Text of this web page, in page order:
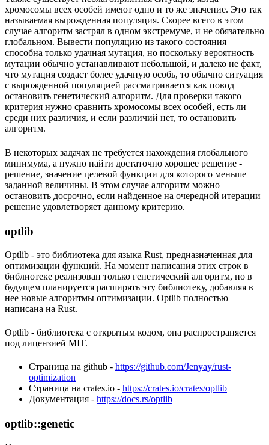
хромосомы всех особей имеют одно и то же значение. Это так
называемая вырожденная популяция. Скорее всего в этом
случае алгоритм застрял в одном экстремуме, и не обязательно
глобальном. Вывести популяцию из такого состояния
способна только удачная мутация, но поскольку вероятность
мутации обычно устанавливают небольшой, и далеко не факт,
что мутация создаст более удачную особь, то обычно ситуация
с вырожденной популяцией рассматривается как повод
остановить генетический алгоритм. Для проверки такого
критерия нужно сравнить хромосомы всех особей, есть ли
среди них различия, и если различий нет, то остановить
алгоритм.
В некоторых задачах не требуется нахождения глобального
минимума, а нужно найти достаточно хорошее решение -
решение, значение целевой функции для которого меньше
заданной величины. В этом случае алгоритм можно
остановить досрочно, если найденное на очередной итерации
решение удовлетворяет данному критерию.
optlib
Optlib - это библиотека для языка Rust, предназначенная для
оптимизации функций. На момент написания этих строк в
библиотеке реализован только генетический алгоритм, но в
будущем планируется расширять эту библиотеку, добавляя в
нее новые алгоритмы оптимизации. Optlib полностью
написана на Rust.
Optlib - библиотека с открытым кодом, она распространяется
под лицензией MIT.
Страница на github - https://github.com/Jenyay/rust-
optimization
Страница на crates.io - https://crates.io/crates/optlib
Документация - https://docs.rs/optlib
optlib::genetic